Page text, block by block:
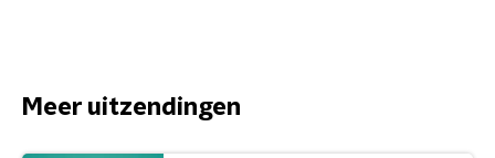
Meer uitzendingen